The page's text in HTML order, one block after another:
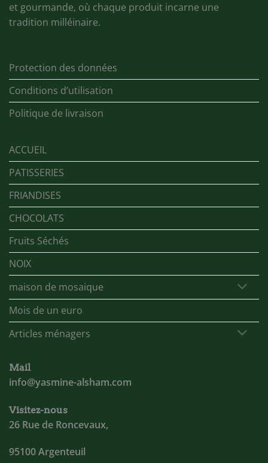
et gourmande, où chaque produit incarne une
tradition milléinaire.
Protection des données
Conditions d’utilisation
Politique de livraison
ACCUEIL
PATISSERIES
FRIANDISES
CHOCOLATS
Fruits Séchés
NOIX
maison de mosaique
Mois de un euro
Articles ménagers
Mail
info@yasmine-alsham.com
Visitez-nous
26 Rue de Roncevaux,
95100 Argenteuil